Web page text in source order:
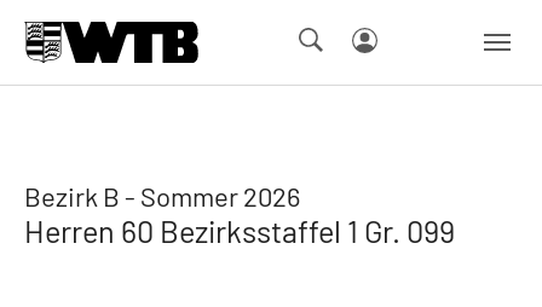
Bezirk B - Sommer 2026
Herren 60 Bezirksstaffel 1 Gr. 099